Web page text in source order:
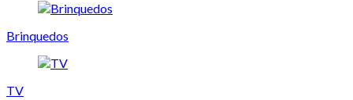
Brinquedos
TV